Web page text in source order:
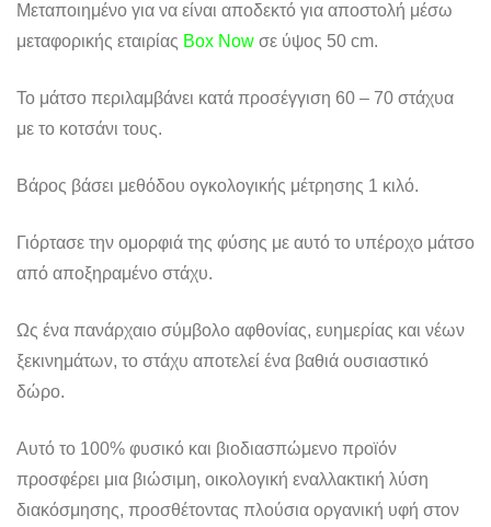
Μεταποιημένο για να είναι αποδεκτό για αποστολή μέσω
μεταφορικής εταιρίας Box Now σε ύψος 50 cm.
Το μάτσο περιλαμβάνει κατά προσέγγιση 60 – 70 στάχυα
με το κοτσάνι τους.
Βάρος βάσει μεθόδου ογκολογικής μέτρησης 1 κιλό.
Γιόρτασε την ομορφιά της φύσης με αυτό το υπέροχο μάτσο
από αποξηραμένο στάχυ.
Ως ένα πανάρχαιο σύμβολο αφθονίας, ευημερίας και νέων
ξεκινημάτων, το στάχυ αποτελεί ένα βαθιά ουσιαστικό
δώρο.
Αυτό το 100% φυσικό και βιοδιασπώμενο προϊόν
προσφέρει μια βιώσιμη, οικολογική εναλλακτική λύση
διακόσμησης, προσθέτοντας πλούσια οργανική υφή στον